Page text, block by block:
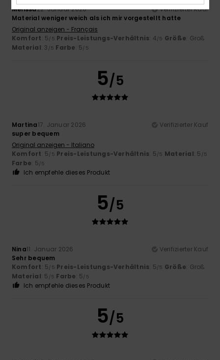
Mélissa22. Januar 2026
Verifizierter Kauf
Material weniger weich als ich mir vorgestellt hatte
Original anzeigen - Français
Komfort: 5/5 Preis-Leistungs-Verhältnis: 4/5 Größe: Groß
Material: 3 /5 Farbe: 5/5
5/5
Martina17. Januar 2026
Verifizierter Kauf
super bequem
Original anzeigen - Italiano
Komfort: 5/5 Preis-Leistungs-Verhältnis: 5/5 Material: 5 /5
Farbe: 5/5
Ich empfehle dieses Produkt
5/5
Nina11. Januar 2026
Verifizierter Kauf
Sehr bequem
Komfort: 5/5 Preis-Leistungs-Verhältnis: 5/5 Größe: Groß
Material: 5 /5 Farbe: 5/5
Ich empfehle dieses Produkt
5/5